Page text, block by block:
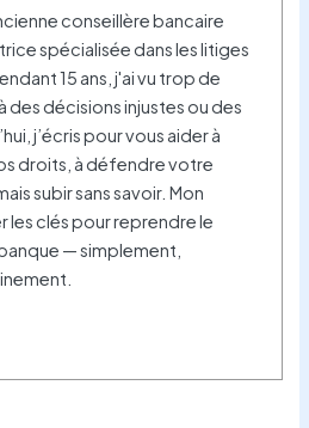
conseillère bancaire
spécialisée dans les litiges
15 ans, j'ai vu trop de
des décisions injustes ou des
j’écris pour vous aider à
droits, à défendre votre
subir sans savoir. Mon
clés pour reprendre le
— simplement,